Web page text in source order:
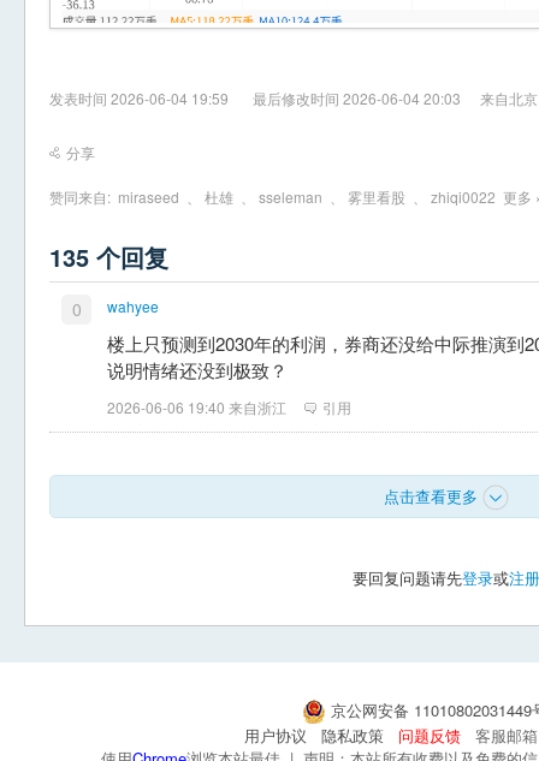
发表时间 2026-06-04 19:59 最后修改时间 2026-06-04 20:03 来自北京
分享
赞同来自: miraseed 杜雄 sseleman 雾里看股 zhiqi0022 更多
135 个回复
0 wahyee
楼上只预测到2030年的利润，券商还没给中际推演到
说明情绪还没到极致？
2026-06-06 19:40 来自浙江 引用
点击查看更多
要回复问题请先登录或注册
京公网安备
用户协议
隐私政策 问题反馈
客服邮